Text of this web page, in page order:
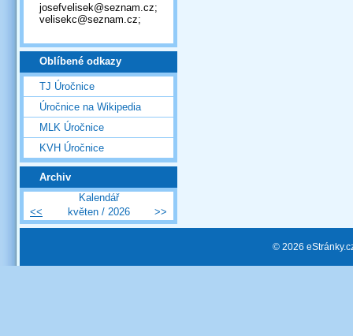
josefvelisek@seznam.cz;
velisekc@seznam.cz;
Oblíbené odkazy
TJ Úročnice
Úročnice na Wikipedia
MLK Úročnice
KVH Úročnice
Archiv
Kalendář
<<
květen / 2026 >>
© 2026